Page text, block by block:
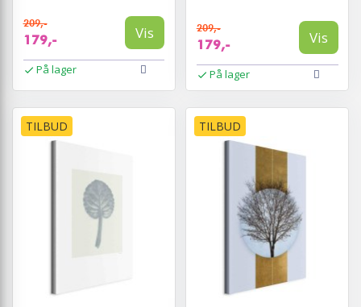
209,-
179,- Vis
På lager
209,-
179,- Vis
På lager
TILBUD TILBUD